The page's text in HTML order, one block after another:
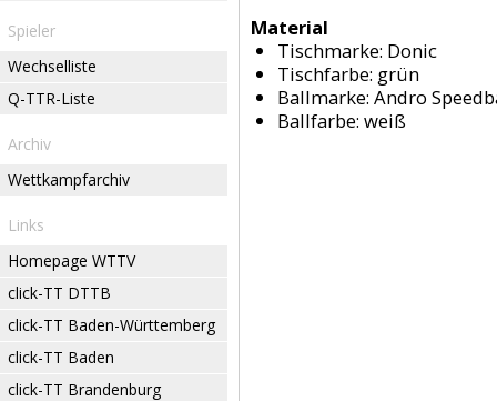
Spieler
Wechselliste
Q-TTR-Liste
Archiv
Wettkampfarchiv
Links
Homepage WTTV
click-TT DTTB
click-TT Baden-Württemberg
click-TT Baden
click-TT Brandenburg
Material
Tischmarke: Donic
Tischfarbe: grün
Ballmarke: Andro
Ballfarbe: weiß